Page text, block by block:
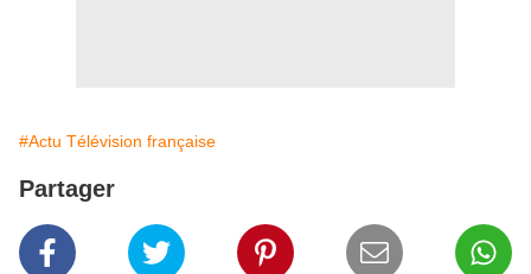
#Actu Télévision française
Partager